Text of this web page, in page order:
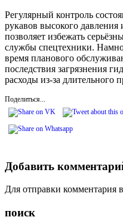
Регулярный контроль
рукавов высокого
позволяет избежать
службы спецтехники.
время планового
последствия загрязнения
расходы из-за длительного
Поделиться...
Добавить
Для отправки комментария
поиск